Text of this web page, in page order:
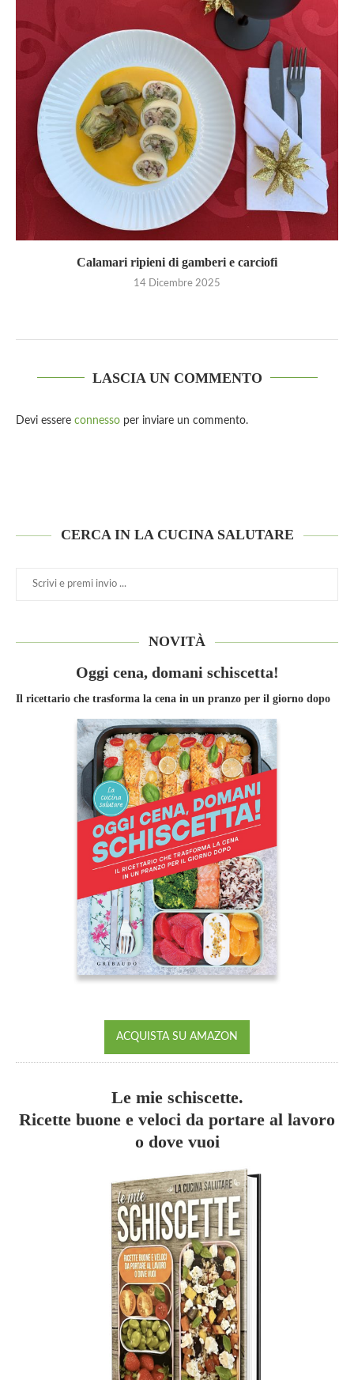
Calamari ripieni di gamberi e carciofi
14 Dicembre 2025
LASCIA UN COMMENTO
Devi essere connesso per inviare un commento.
CERCA IN LA CUCINA SALUTARE
NOVITÀ
Oggi cena, domani schiscetta!
Il ricettario che trasforma la cena in un pranzo per il giorno dopo
ACQUISTA SU AMAZON
Le mie schiscette.
Ricette buone e veloci da portare al lavoro
o dove vuoi